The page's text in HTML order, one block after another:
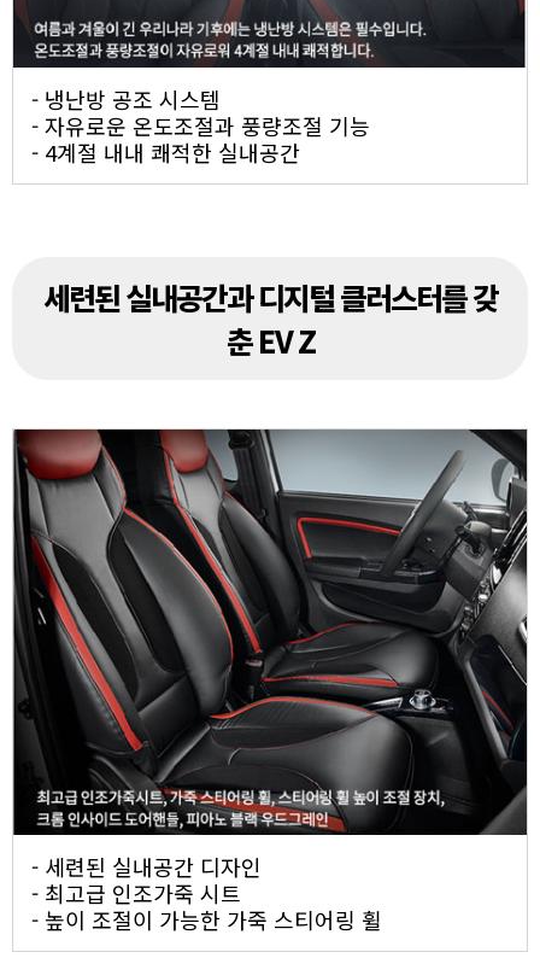
- 냉난방 공조 시스템
- 자유로운 온도조절과 풍량조절 기능
- 4계절 내내 쾌적한 실내공간
세련된 실내공간과 디지털 클러스터를 갖
춘 EV Z
- 세련된 실내공간 디자인
- 최고급 인조가죽 시트
- 높이 조절이 가능한 가죽 스티어링 휠